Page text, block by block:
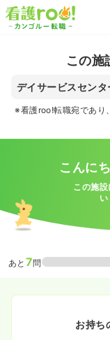
この施
デイサービスセン
※看護roo!転職宛であり
こんに
この施
あと 7問
お持ち